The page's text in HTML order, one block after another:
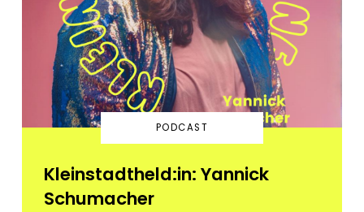
PODCAST
Kleinstadtheld:in: Yannick
Schumacher